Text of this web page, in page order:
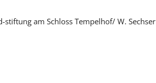
stiftung am Schloss Tempelhof/ W. Sechser